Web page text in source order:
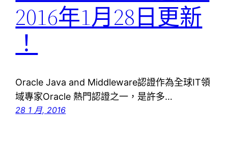
2016年1月28日更新
！
Oracle Java and Middleware認證作為全球IT領
域專家Oracle 熱門認證之一，是許多…
28 1 月, 2016